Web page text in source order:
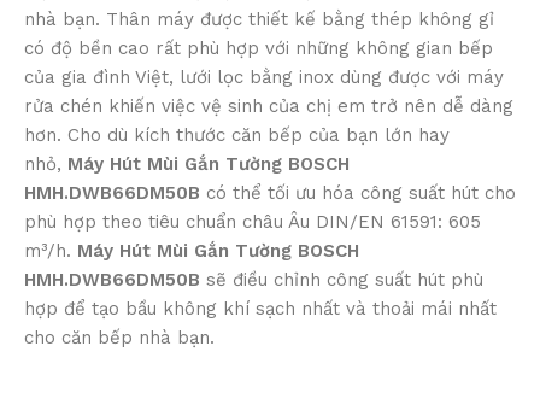
nhà bạn. Thân máy được thiết kế bằng thép không gỉ
có độ bền cao rất phù hợp với những không gian bếp
của gia đình Việt, lưới lọc bằng inox dùng được với máy
rửa chén khiến việc vệ sinh của chị em trở nên dễ dàng
hơn. Cho dù kích thước căn bếp của bạn lớn hay
nhỏ, Máy Hút Mùi Gắn Tường BOSCH
HMH.DWB66DM50B có thể tối ưu hóa công suất hút cho
phù hợp theo tiêu chuẩn châu Âu DIN/EN 61591: 605
m³/h. Máy Hút Mùi Gắn Tường BOSCH
HMH.DWB66DM50B sẽ điều chỉnh công suất hút phù
hợp để tạo bầu không khí sạch nhất và thoải mái nhất
cho căn bếp nhà bạn.